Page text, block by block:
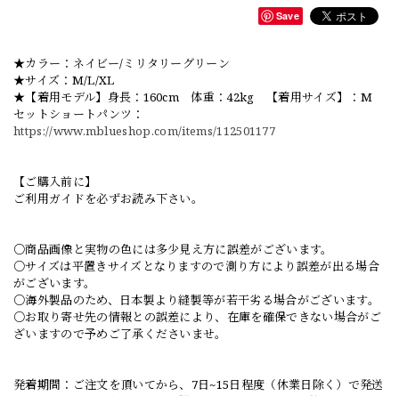
Save
★カラー：ネイビー/ミリタリーグリーン
★サイズ：M/L/XL
★【着用モデル】身長：160cm 体重：42kg 【着用サイズ】：M
セットショートパンツ：
https://www.mblueshop.com/items/112501177
【ご購入前に】
ご利用ガイドを必ずお読み下さい。
○商品画像と実物の色には多少見え方に誤差がございます。
○サイズは平置きサイズとなりますので測り方により誤差が出る場合
がございます。
○海外製品のため、日本製より縫製等が若干劣る場合がございます。
○お取り寄せ先の情報との誤差により、在庫を確保できない場合がご
ざいますので予めご了承くださいませ。
発着期間：ご注文を頂いてから、7日~15日程度（休業日除く）で発送